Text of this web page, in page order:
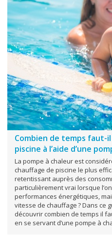
Combien de temps faut-
piscine à l’aide d’une
La pompe à chaleur est
chauffage de piscine le plus
retentissant auprès des
particulièrement vrai lorsque
performances énergétiques,
vitesse de chauffage ? Dans ce
découvrir combien de temps il
en se servant d’une pompe à